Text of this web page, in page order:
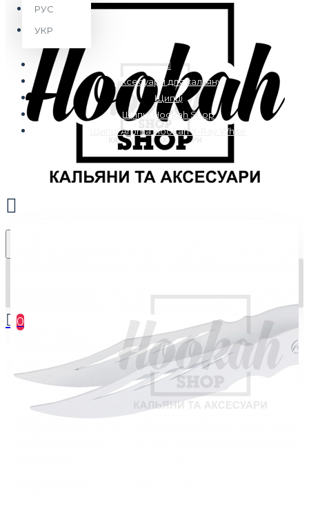
РУС
УКР
0
Ваш кошик порожній :(
Аксесуари для кальяну
Щипці
Щипці Hookah Shop
Щипці Aroma Hookah X-Ray White